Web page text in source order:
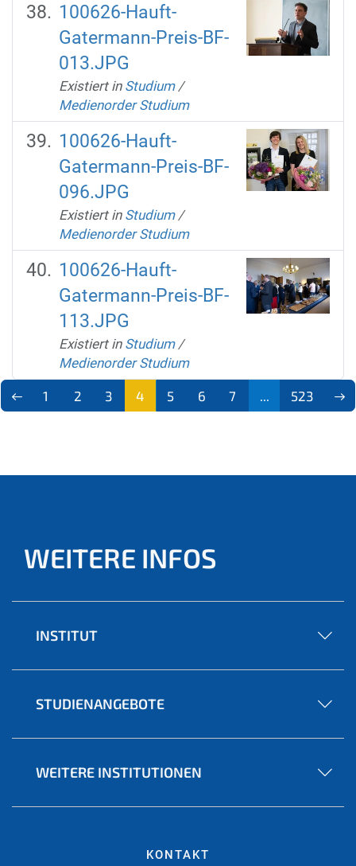
100626-Hauft-
Gatermann-Preis-BF-
013.JPG
Existiert in Studium /
Medienorder Studium
100626-Hauft-
Gatermann-Preis-BF-
096.JPG
Existiert in Studium /
Medienorder Studium
100626-Hauft-
Gatermann-Preis-BF-
113.JPG
Existiert in Studium /
Medienorder Studium
1 2 3
4
5 6 7 523
WEITERE INFOS
INSTITUT
STUDIENANGEBOTE
WEITERE INSTITUTIONEN
KONTAKT